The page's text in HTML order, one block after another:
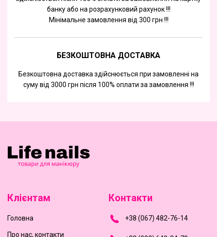
банку або на розрахунковий рахунок !!!
Мінімальне замовлення від 300 грн !!!
БЕЗКОШТОВНА ДОСТАВКА
Безкоштовна доставка здійснюється при замовленні на
суму від 3000 грн після 100% оплати за замовлення !!!
Клієнтам
Головна
Про нас, контакти
Контакти
+38 (067) 482-76-14